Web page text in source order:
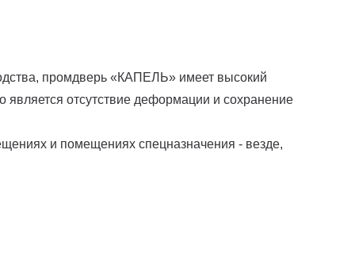
промдверь «КАПЕЛЬ» имеет высокий
является отсутствие деформации и сохранение
и помещениях спецназначения - везде,